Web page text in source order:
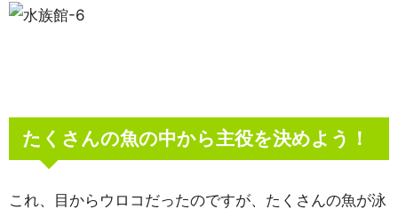
たくさんの魚の中から主役を決めよう！
これ、目からウロコだったのですが、たくさんの魚が泳